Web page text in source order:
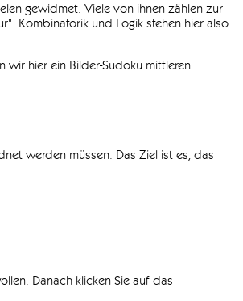
gewidmet. Viele von ihnen zählen zur
Kombinatorik und Logik stehen hier also
wir hier ein Bilder-Sudoku mittleren
werden müssen. Das Ziel ist es, das
Danach klicken Sie auf das